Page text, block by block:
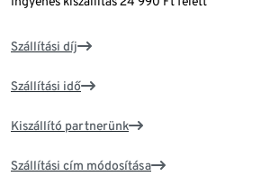
Szállítási díj
Szállítási idő
Kiszállító partnerünk
Szállítási cím módosítása